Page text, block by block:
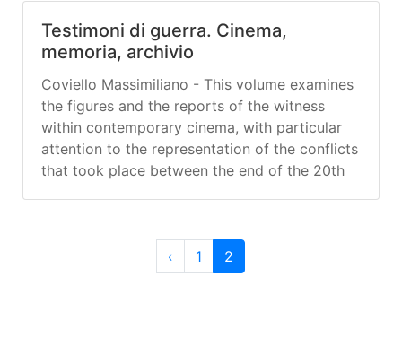
dall’avvento della modernità industriale
(Turnbull 2019, pp. 44-80; Kinght 2007, pp.
spingersi altrove, fino al cuore degli Stati Uniti
d’America.
Testimoni di guerra. Cinema,
memoria, archivio
Coviello Massimiliano - This volume examines
the figures and the reports of the witness
within contemporary cinema, with particular
attention to the representation of the conflicts
that took place between the end of the 20th
‹ Page
1 Current Page
2